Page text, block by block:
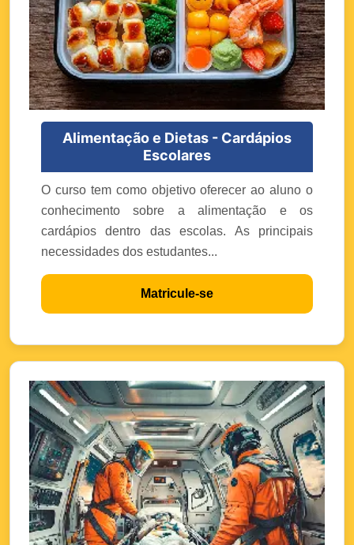
Alimentação e Dietas - Cardápios
Escolares
O curso tem como objetivo oferecer ao aluno o
conhecimento sobre a alimentação e os
cardápios dentro das escolas. As principais
necessidades dos estudantes...
Matricule-se